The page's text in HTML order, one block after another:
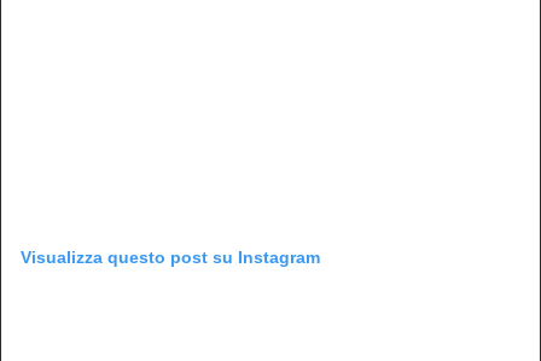
Visualizza questo post su Instagram